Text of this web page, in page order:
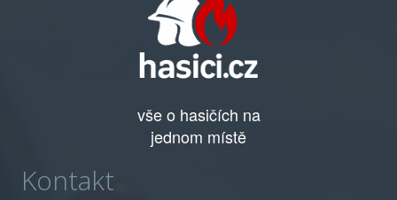
vše o hasičích na
jednom místě
Kontakt